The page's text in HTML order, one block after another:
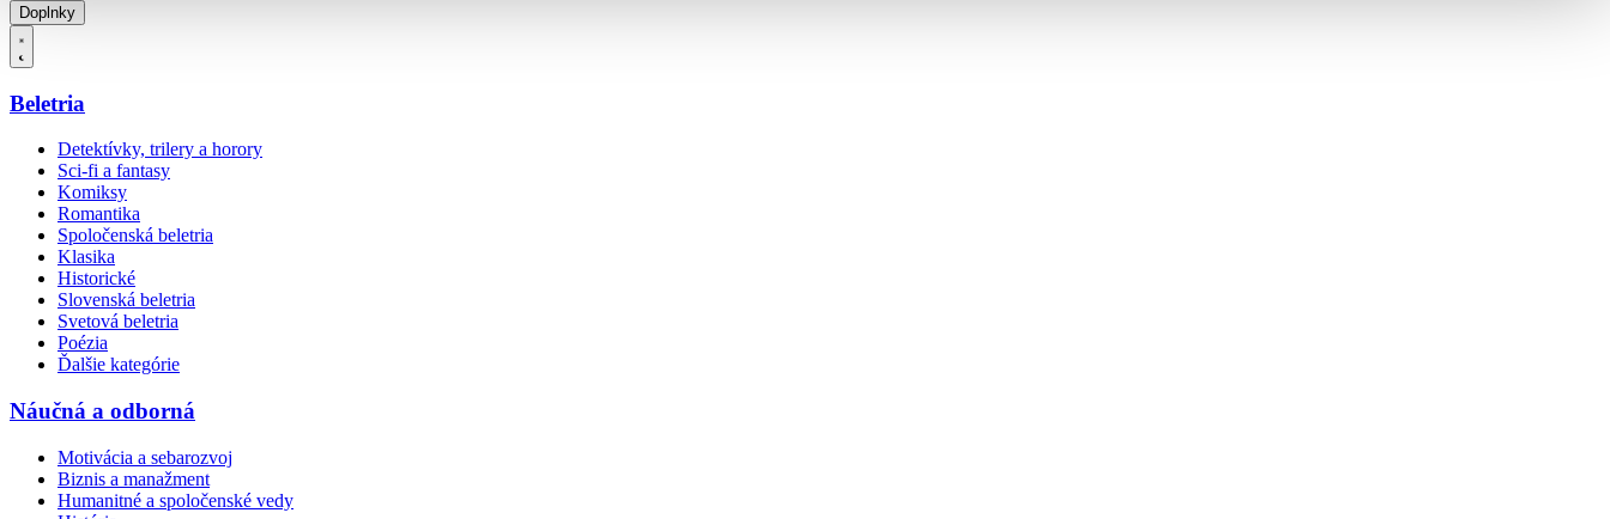
Doplnky
Beletria
Detektívky, trilery a horory
Sci-fi a fantasy
Komiksy
Romantika
Spoločenská beletria
Klasika
Historické
Slovenská beletria
Svetová beletria
Poézia
Ďalšie kategórie
Náučná a odborná
Motivácia a sebarozvoj
Biznis a manažment
Humanitné a spoločenské vedy